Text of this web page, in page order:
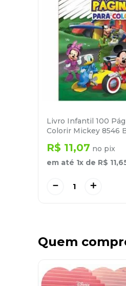
Livro Infantil 100
Colorir Mickey 8546
R$ 11,07 no pix
em até 1x de R$ 11,
＋
－
Quem